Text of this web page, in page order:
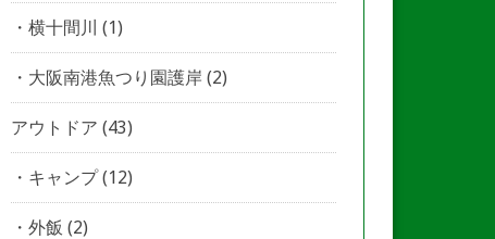
横十間川 (1)
大阪南港魚つり園護岸 (2)
アウトドア (43)
キャンプ(12)
外飯 (2)